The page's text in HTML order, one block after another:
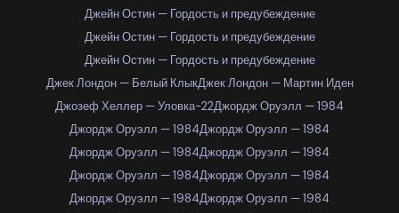
Джейн Остин — Гордость и предубеждение
Джейн Остин — Гордость и предубеждение
Джейн Остин — Гордость и предубеждение
Джек Лондон — Белый КлыкДжек Лондон — Мартин Иден
Джозеф Хеллер — Уловка-22Джордж Оруэлл — 1984
Джордж Оруэлл — 1984Джордж Оруэлл — 1984
Джордж Оруэлл — 1984Джордж Оруэлл — 1984
Джордж Оруэлл — 1984Джордж Оруэлл — 1984
Джордж Оруэлл — 1984Джордж Оруэлл — 1984